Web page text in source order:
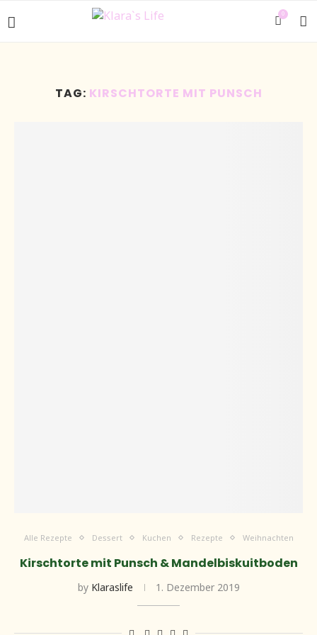
0
TAG: KIRSCHTORTE MIT PUNSCH
Alle Rezepte Dessert Kuchen Rezepte Weihnachten
Kirschtorte mit Punsch & Mandelbiskuitboden
by Klaraslife 1. Dezember 2019